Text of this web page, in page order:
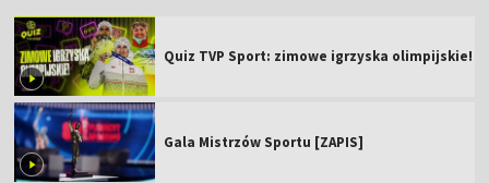
Quiz TVP Sport: zimowe igrzyska olimpijskie!
Gala Mistrzów Sportu [ZAPIS]